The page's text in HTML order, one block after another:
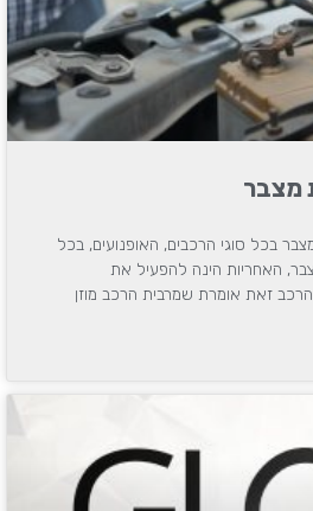
בכל סוגי הרכבים, האופנועים, בכל
האחריות הינה להפעיל את
זאת אומרת שמרבית הרכב מוזן